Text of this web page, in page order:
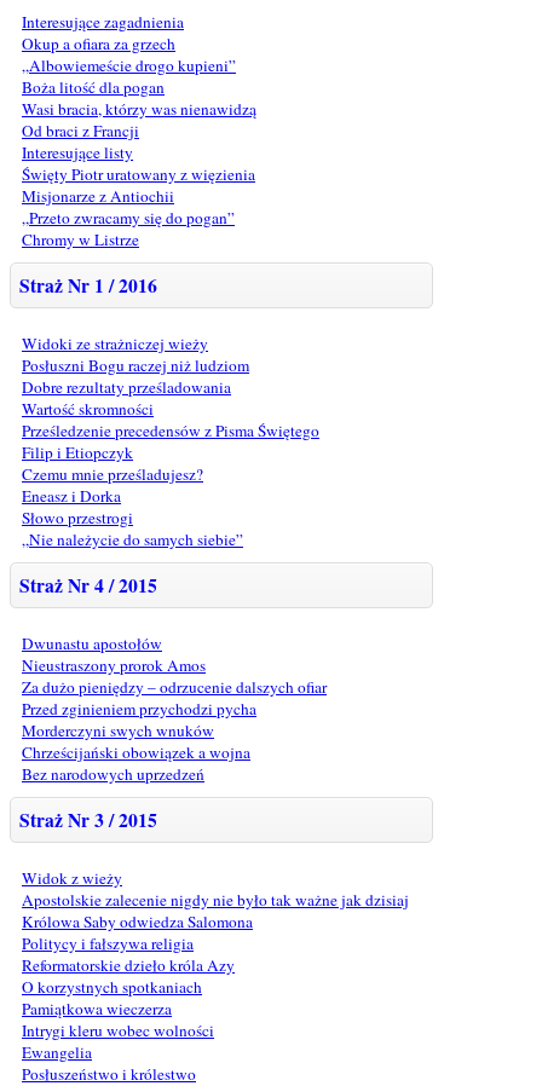
Interesujące zagadnienia
Okup a ofiara za grzech
„Albowiemeście drogo kupieni”
Boża litość dla pogan
Wasi bracia, którzy was nienawidzą
Od braci z Francji
Interesujące listy
Święty Piotr uratowany z więzienia
Misjonarze z Antiochii
„Przeto zwracamy się do pogan”
Chromy w Listrze
Straż Nr 1 / 2016
Widoki ze strażniczej wieży
Posłuszni Bogu raczej niż ludziom
Dobre rezultaty prześladowania
Wartość skromności
Prześledzenie precedensów z Pisma Świętego
Filip i Etiopczyk
Czemu mnie prześladujesz?
Eneasz i Dorka
Słowo przestrogi
„Nie należycie do samych siebie”
Straż Nr 4 / 2015
Dwunastu apostołów
Nieustraszony prorok Amos
Za dużo pieniędzy – odrzucenie dalszych ofiar
Przed zginieniem przychodzi pycha
Morderczyni swych wnuków
Chrześcijański obowiązek a wojna
Bez narodowych uprzedzeń
Straż Nr 3 / 2015
Widok z wieży
Apostolskie zalecenie nigdy nie było tak ważne jak dzisiaj
Królowa Saby odwiedza Salomona
Politycy i fałszywa religia
Reformatorskie dzieło króla Azy
O korzystnych spotkaniach
Pamiątkowa wieczerza
Intrygi kleru wobec wolności
Ewangelia
Posłuszeństwo i królestwo